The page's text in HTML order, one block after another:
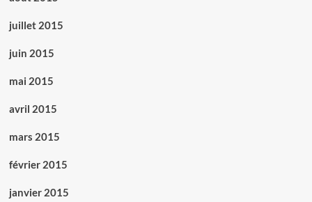
juillet 2015
juin 2015
mai 2015
avril 2015
mars 2015
février 2015
janvier 2015